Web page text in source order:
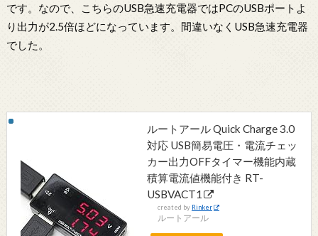
です。なので、こちらのUSB急速充電器ではPCのUSBポートよ
り出力が2.5倍ほどになっています。間違いなくUSB急速充電器
でした。
ルートアール Quick Charge 3.0
対応 USB簡易電圧・電流チェッ
カー出力OFFタイマー機能内蔵
積算電流値機能付き RT-
USBVACT1
created by Rinker
ルートアール